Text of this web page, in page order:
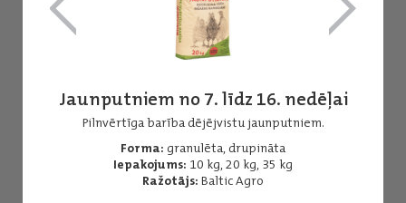
Jaunputniem no 7. līdz 16. nedēļai
Pilnvērtīga barība dējējvistu jaunputniem.
Forma: granulēta, drupināta
Iepakojums: 10 kg, 20 kg, 35 kg
Ražotājs: Baltic Agro
Cāļiem no 0. līdz 7. nedēļai
Pilnvērtīga barība dējējvistu cāļiem.